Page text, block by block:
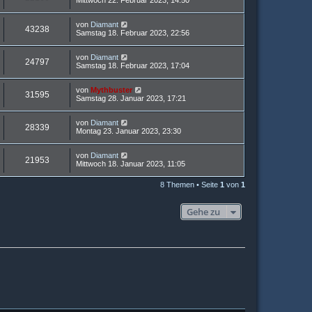
43238 von Diamant
Samstag 18. Februar 2023, 22:56
24797 von Diamant
Samstag 18. Februar 2023, 17:04
31595 von Mythbuster
Samstag 28. Januar 2023, 17:21
28339 von Diamant
Montag 23. Januar 2023, 23:30
21953 von Diamant
Mittwoch 18. Januar 2023, 11:05
8 Themen • Seite 1 von 1
Gehe zu